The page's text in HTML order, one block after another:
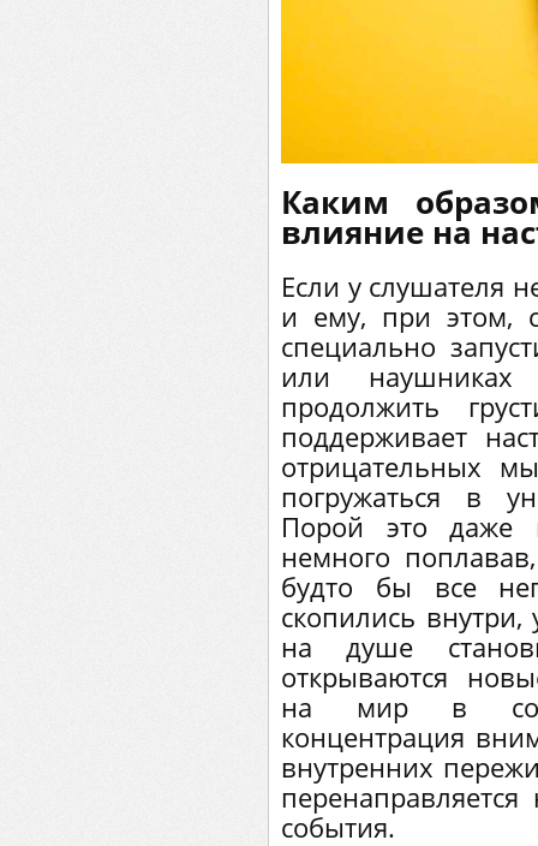
Каким
влияние на
Если у слушателя
и ему, при этом,
специально
или
продолжить
поддерживает
отрицательных
погружаться в
Порой это даже
немного
будто бы все
скопились внутри,
на душе
открываются
на мир в
концентрация
внутренних
события.